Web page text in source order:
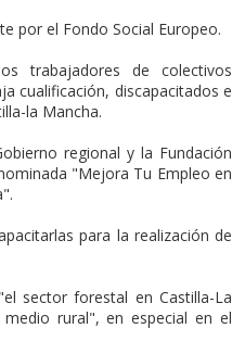
por el Fondo Social Europeo.
trabajadores de colectivos
cualificación, discapacitados e
la Mancha.
regional y la Fundación
"Mejora Tu Empleo en
para la realización de
sector forestal en Castilla-La
rural", en especial en el